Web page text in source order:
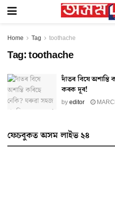
Home Tag toothache
Tag:toothache
দাঁতৰ বিষে
কৰক দূৰ!
byeditor
ফেচবুকত অসম লাইভ ২৪